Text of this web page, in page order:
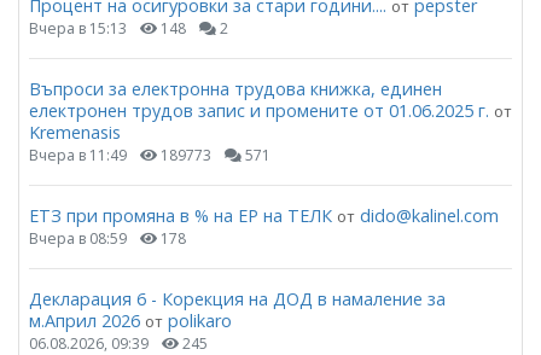
Процент на осигуровки за стари години.... от pepster
Вчера в 15:13 148 2
Въпроси за електронна трудова книжка, единен
електронен трудов запис и промените от 01.06.2025 г. от
Kremenasis
Вчера в 11:49 189773 571
ЕТЗ при промяна в % на ЕР на ТЕЛК от dido@kalinel.com
Вчера в 08:59 178
Декларация 6 - Корекция на ДОД в намаление за
м.Април 2026 от polikaro
06.08.2026, 09:39 245